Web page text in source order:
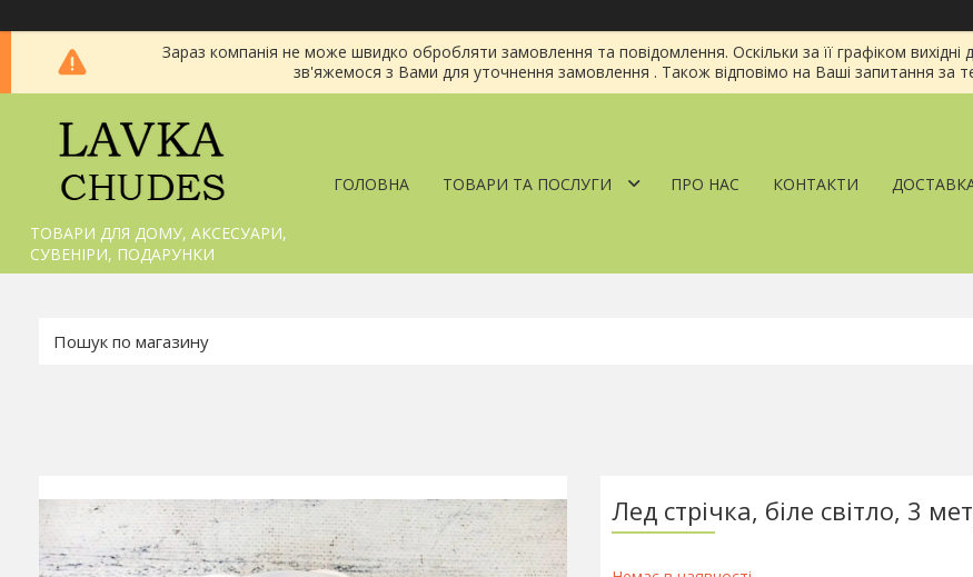
Зараз компанія не може швидко обробляти замовлення та повідомлення. Оскільки за її графіком
зв'яжемося з Вами для уточнення замовлення . Також відповімо на Ваші запитання за
ТОВАРИ ДЛЯ ДОМУ, АКСЕСУАРИ,
СУВЕНІРИ, ПОДАРУНКИ
ГОЛОВНА ТОВАРИ ТА ПОСЛУГИ ПРО НАС КОНТАКТИ
Лед стрічка, біле світло, 3